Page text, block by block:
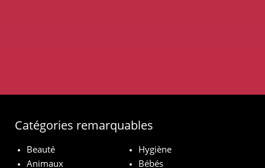
Catégories remarquables
Beauté
Hygiène
Animaux
Bébés